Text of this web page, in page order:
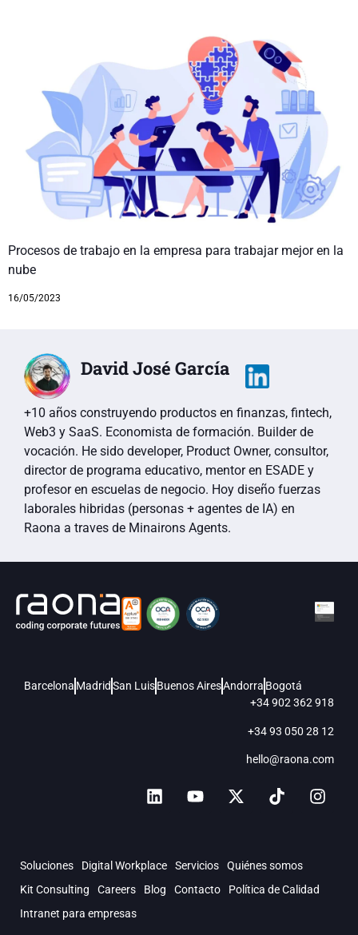
Procesos de trabajo en la empresa para trabajar mejor en la
nube
16/05/2023
David José García
+10 años construyendo productos en finanzas, fintech,
Web3 y SaaS. Economista de formación. Builder de
vocación. He sido developer, Product Owner, consultor,
director de programa educativo, mentor en ESADE y
profesor en escuelas de negocio. Hoy diseño fuerzas
laborales hibridas (personas + agentes de IA) en
Raona a traves de Minairons Agents.
Barcelona MadridSan LuisBuenos AiresAndorra Bogotá
+34 902 362 918
+34 93 050 28 12
hello@raona.com
Soluciones Digital Workplace Servicios
Quiénes somos
Kit Consulting
Careers Blog Contacto
Política de Calidad
Intranet para empresas